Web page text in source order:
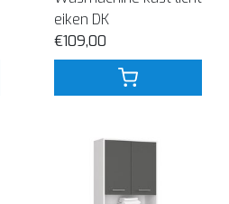
eiken DK
€109,00